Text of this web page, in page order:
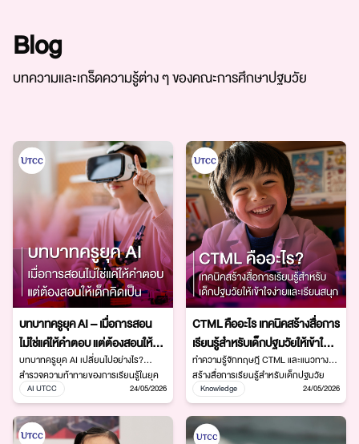
Blog
บทความและเกร็ดความรู้ต่าง ๆ ของคณะการศึกษาปฐมวัย
บทบาทครูยุค AI – เมื่อการสอน
ไม่ใช่แค่ให้คำตอบ แต่ต้องสอนให้
เด็กคิดเป็น
บทบาทครูยุค AI เปลี่ยนไปอย่างไร?
สำรวจความท้าทายของการเรียนรู้ในยุค
ปัญญาประดิษฐ์ และแนวทางที่ครูช่วย
พัฒนาทักษะการคิดของผู้เรียนให้เท่าทัน
เทคโนโลยี
AI UTCC 24/05/2026
CTML คืออะไร เทคนิคสร้างสื่อการ
เรียนรู้สำหรับเด็กปฐมวัยให้เข้าใจ
ง่ายและเรียนสนุก
ทำความรู้จักทฤษฎี CTML และแนวทาง
สร้างสื่อการเรียนรู้สำหรับเด็กปฐมวัย
ผ่านการใช้ภาพ เสียง และกิจกรรมที่เหมาะ
สมกับพัฒนาการ เพื่อการเรียนรู้ที่สนุก
และมีประสิทธิภาพ
Knowledge 24/05/2026